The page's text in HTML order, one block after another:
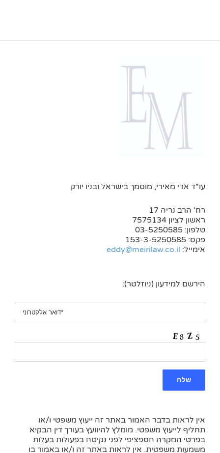
עו"ד אדי מאירי, מוסמך בישראל ובניו יורק
רח' הרב נריה 17
ראשון לציון 7575134
טלפון: 03-5250585
פקס: 153-3-5250585
אימייל: eddy@meirilaw.co.il
הירשם למידעון (ניוזלטר):
אין לראות בדבר האמור באתר זה ייעוץ משפטי ו/או
תחליף לייעוץ משפטי. מומלץ להיוועץ בעורך דין הבקיא
בפרטי המקרה הספציפי לפני נקיטה בפעולות בעלות
משמעות משפטית. אין לראות באתר זה ו/או באמור בו